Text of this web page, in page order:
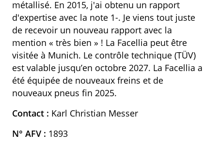
métallisé. En 2015, j'ai obtenu un rapport
d'expertise avec la note 1-. Je viens tout juste
de recevoir un nouveau rapport avec la
mention « très bien » ! La Facellia peut être
visitée à Munich. Le contrôle technique (TÜV)
est valable jusqu’en octobre 2027. La Facellia a
été équipée de nouveaux freins et de
nouveaux pneus fin 2025.
Contact : Karl Christian Messer
N° AFV : 1893